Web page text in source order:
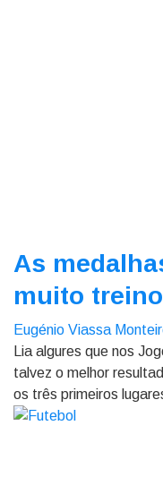
As
muito treino
Eugénio Viassa
Lia algures que nos
talvez o melhor
os três primeiros